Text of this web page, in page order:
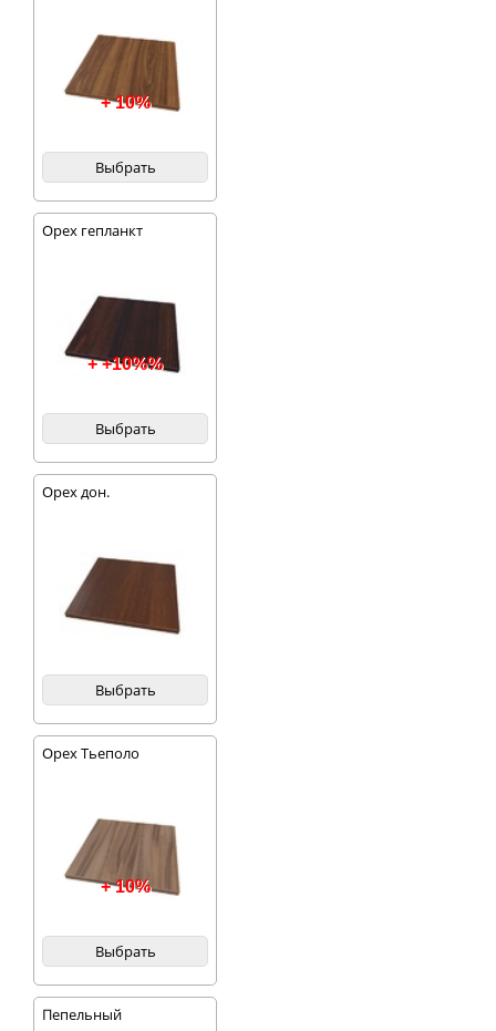
+ 10%
Выбрать
Орех гепланкт
+ +10%%
Выбрать
Орех дон.
Выбрать
Орех Тьеполо
+ 10%
Выбрать
Пепельный